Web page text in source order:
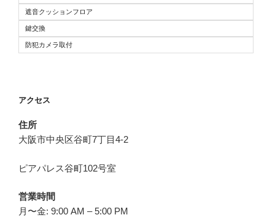
遮音クッションフロア
鍵交換
防犯カメラ取付
アクセス
住所
大阪市中央区谷町7丁目4-2
ピアパレス谷町102号室
営業時間
月〜金: 9:00 AM – 5:00 PM